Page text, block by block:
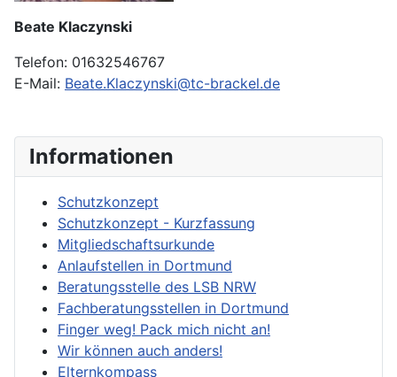
Beate Klaczynski
Telefon: 01632546767
E-Mail: Beate.Klaczynski@tc-brackel.de
Informationen
Schutzkonzept
Schutzkonzept - Kurzfassung
Mitgliedschaftsurkunde
Anlaufstellen in Dortmund
Beratungsstelle des LSB NRW
Fachberatungsstellen in Dortmund
Finger weg! Pack mich nicht an!
Wir können auch anders!
Elternkompass